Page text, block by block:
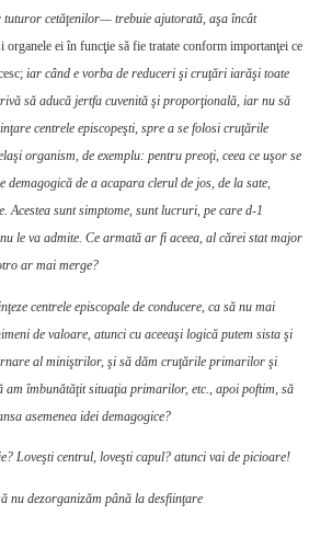
tuturor cetăţenilor— trebuie ajutorată, aşa încât
organele ei în funcţie să fie tra­tate conform importanţei ce
iar când e vorba de re­duceri şi cruţări iarăşi toate
să aducă jertfa cuvenită şi pro­porţională, iar nu să
centrele episcopeşti, spre a se folosi cruţările
orga­nism, de exemplu: pentru preoţi, ceea ce uşor se
demagogică de a acapara clerul de jos, de la sate,
Acestea sunt simptome, sunt lucruri, pe care d-1
le va admite. Ce armată ar fi aceea, al cărei stat major
ar mai merge?
centrele episcopale de conducere, ca să nu mai
de valoare, atunci cu aceeaşi logică putem sista şi
al miniştrilor, şi să dăm cru­ţările primarilor şi
am îmbunătăţit situaţia primarilor, etc., apoi poftim, să
ase­menea idei demagogice?
Loveşti cen­trul, loveşti capul? atunci vai de picioare!
nu dezorganizăm până la desfiinţare